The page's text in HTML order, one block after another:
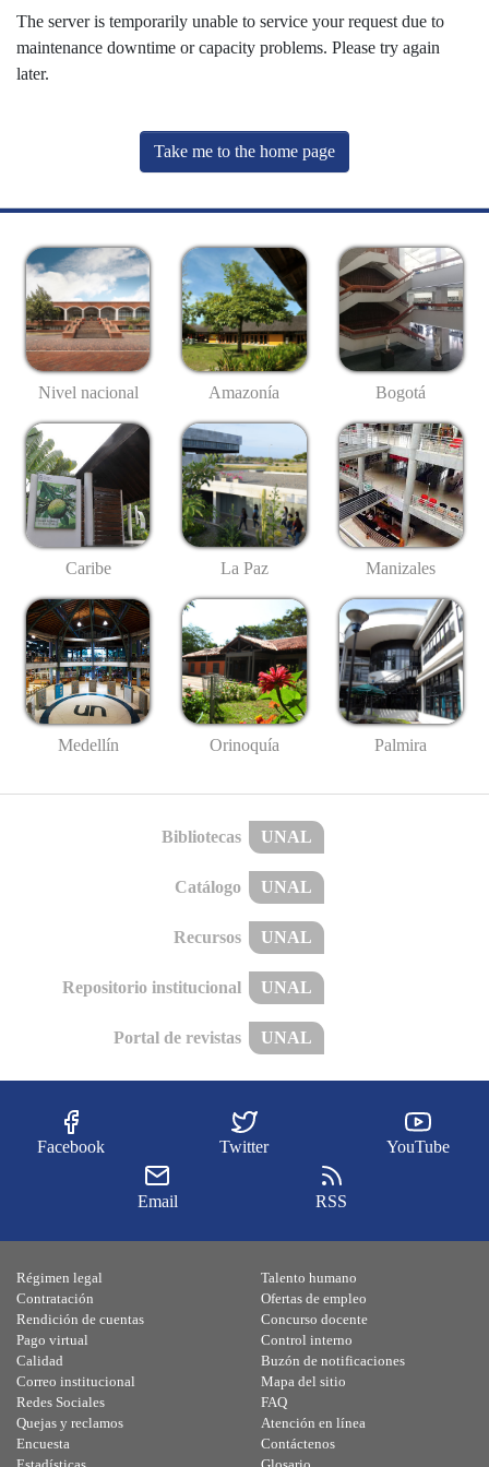
The server is temporarily unable to service your request due to
maintenance downtime or capacity problems. Please try again
later.
Take me to the home page
Nivel nacional Amazonía Bogotá
Caribe La Paz Manizales
Medellín Orinoquía Palmira
Bibliotecas UNAL
Catálogo UNAL
Recursos UNAL
Repositorio institucional UNAL
Portal de revistas UNAL
Facebook Twitter YouTube
Email RSS
Régimen legal
Contratación
Rendición de cuentas
Pago virtual
Calidad
Talento humano
Ofertas de empleo
Concurso docente
Control interno
Buzón de notificaciones
Correo institucional
Redes Sociales
Quejas y reclamos
Encuesta
Mapa del sitio
FAQ
Atención en línea
Contáctenos